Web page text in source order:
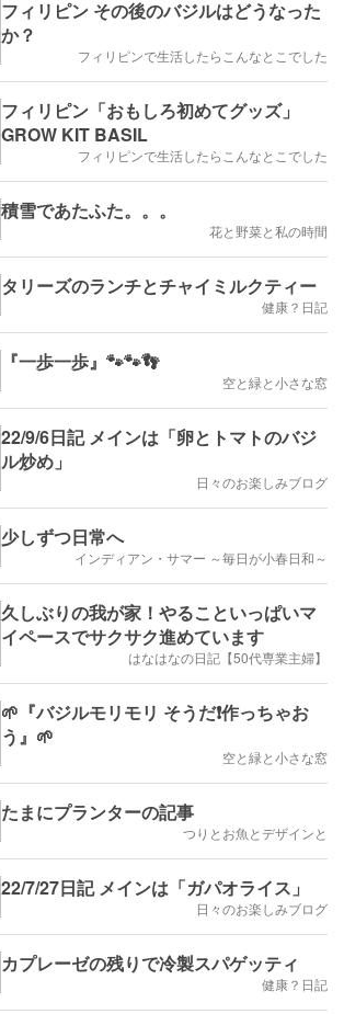
フィリピン その後のバジルはどうなった
か？
フィリピンで生活したらこんなとこでした
フィリピン「おもしろ初めてグッズ」
GROW KIT BASIL
フィリピンで生活したらこんなとこでした
積雪であたふた。。。
花と野菜と私の時間
タリーズのランチとチャイミルクティー
健康？日記
『一歩一歩』🐾🐾👣
空と緑と小さな窓
22/9/6日記 メインは「卵とトマトのバジ
ル炒め」
日々のお楽しみブログ
少しずつ日常へ
インディアン・サマー ～毎日が小春日和～
久しぶりの我が家！やることいっぱいマ
イペースでサクサク進めています
はなはなの日記【50代専業主婦】
🌱『バジルモリモリ そうだ❗作っちゃお
う』🌱
空と緑と小さな窓
たまにプランターの記事
つりとお魚とデザインと
22/7/27日記 メインは「ガパオライス」
日々のお楽しみブログ
カプレーゼの残りで冷製スパゲッティ
健康？日記